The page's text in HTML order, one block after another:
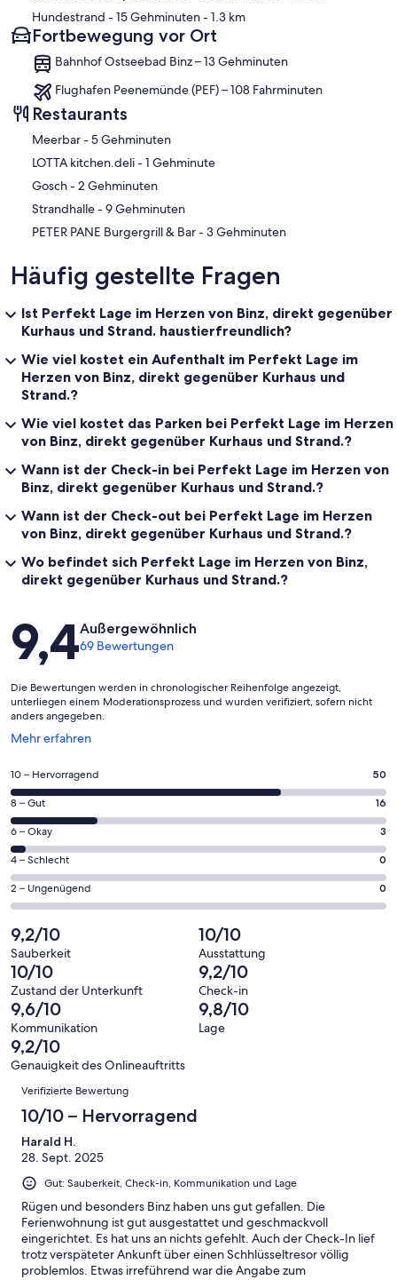
Hundestrand - 15 Gehminuten- 1.3 km
Fortbewegung vor Ort
Bahnhof Ostseebad Binz – 13 Gehminuten
Flughafen Peenemünde (PEF) – 108 Fahrminuten
Restaurants
‪Meerbar - ‬5 Gehminuten
‪LOTTA kitchen.deli - ‬1 Gehminute
‪Gosch - ‬2 Gehminuten
‪Strandhalle - ‬9 Gehminuten
‪PETER PANE Burgergrill & Bar - ‬3 Gehminuten
Häufig gestellte Fragen
Ist Perfekt Lage im Herzen von Binz, direkt gegenüber
Kurhaus und Strand. haustierfreundlich?
Wie viel kostet ein Aufenthalt im Perfekt Lage im
Herzen von Binz, direkt gegenüber Kurhaus und
Strand.?
Wie viel kostet das Parken bei Perfekt Lage im Herzen
von Binz, direkt gegenüber Kurhaus und Strand.?
Wann ist der Check-in bei Perfekt Lage im Herzen von
Binz, direkt gegenüber Kurhaus und Strand.?
Wann ist der Check-out bei Perfekt Lage im Herzen
von Binz, direkt gegenüber Kurhaus und Strand.?
Wo befindet sich Perfekt Lage im Herzen von Binz,
direkt gegenüber Kurhaus und Strand.?
Bewertungen
9,4Außergewöhnlich
69 Bewertungen
Die Bewertungen werden in chronologischer Reihenfolge angezeigt,
unterliegen einem Moderationsprozess und wurden verifiziert, sofern nicht
anders angegeben.
Mehr erfahren
Wird
einem
neuen
Fenster
geöffnet
50
von
insgesamt
69
Gästebewertungen
haben
eine
Bewertung
von
10
-
Hervorragend
10 – Hervorragend 50
16
von
insgesamt
69
Gästebewertungen
haben
Bewertung
von
8
-
Gut
8 – Gut 16
3
von
insgesamt
69
Gästebewertungen
haben
eine
Bewertung
von
6
-
Okay
6 – Okay 3
0
von
insgesamt
Gästebewertungen
haben
eine
Bewertung
von
4
-
Schlecht
4 – Schlecht 0
0
von
insgesamt
69
Gästebewertungen
haben
eine
Bewertung
von
2
Ungenügend
2 – Ungenügend 0
9,2/10
Sauberkeit
10/10
Ausstattung
10/10
Zustand der Unterkunft
9,2/10
Check-in
9,6/10
Kommunikation
9,8/10
Lage
9,2/10
Genauigkeit des Onlineauftritts
Bewertungen
Verifizierte Bewertung
10/10 – Hervorragend
Harald H.
28. Sept. 2025
Gut: Sauberkeit, Check-in, Kommunikation und Lage
Rügen und besonders Binz haben uns gut gefallen. Die
Ferienwohnung ist gut ausgestattet und geschmackvoll
eingerichtet. Es hat uns an nichts gefehlt. Auch der Check-In lief
trotz verspäteter Ankunft über einen Schhlüsseltresor völlig
problemlos. Etwas irreführend war die Angabe zum